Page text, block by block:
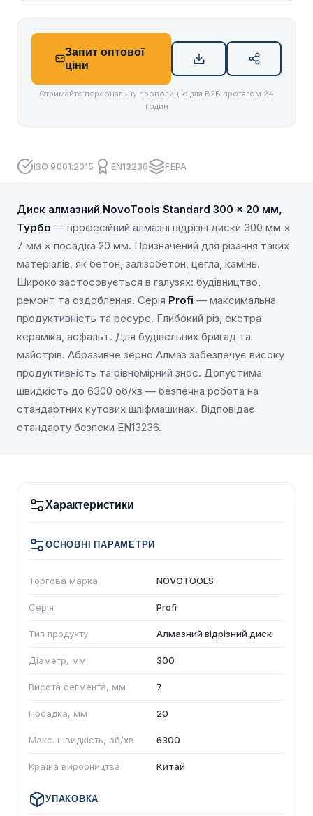
Запит оптової
ціни
Отримайте персональну пропозицію для B2B протягом 24
годин
ISO 9001:2015 EN13236 FEPA
Диск алмазний NovoTools Standard 300 x 20 мм,
Турбо — професійний алмазні відрізні диски 300 мм ×
7 мм × посадка 20 мм. Призначений для різання таких
матеріалів, як бетон, залізобетон, цегла, камінь.
Широко застосовується в галузях: будівництво,
ремонт та оздоблення. Серія Profi — максимальна
продуктивність та ресурс. Глибокий різ, екстра
кераміка, асфальт. Для будівельних бригад та
майстрів. Абразивне зерно Алмаз забезпечує високу
продуктивність та рівномірний знос. Допустима
швидкість до 6300 об/хв — безпечна робота на
стандартних кутових шліфмашинах. Відповідає
стандарту безпеки EN13236.
Характеристики
ОСНОВНІ ПАРАМЕТРИ
Торгова марка NOVOTOOLS
Серія Profi
Тип продукту Алмазний відрізний диск
Діаметр, мм 300
Висота сегмента, мм 7
Посадка, мм 20
Макс. швидкість, об/хв 6300
Країна виробництва Китай
УПАКОВКА